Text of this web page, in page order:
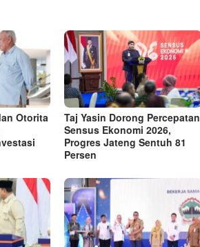
Otorita
Taj Yasin Dorong Percepatan
Sensus Ekonomi 2026,
Progres Jateng Sentuh 81
Persen